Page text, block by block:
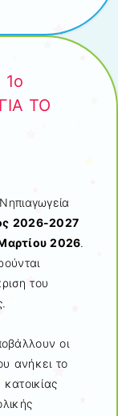
ΤΟ
2026-2027
2026.
του
οι
ανήκει το